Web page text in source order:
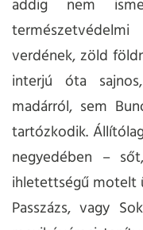
addig nem
verdének, zöld
interjú óta
madárról, sem
tartózkodik.
negyedében –
ihletettségű motelt
Passzázs, vagy